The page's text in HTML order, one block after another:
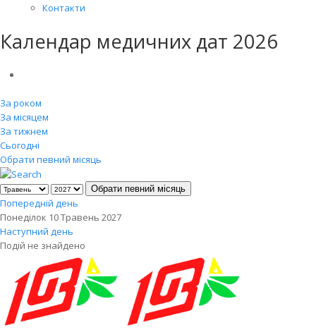
Контакти
Календар медичних дат 2026
За роком
За місяцем
За тижнем
Сьогодні
Обрати певний місяць
Обрати певний місяць
Попередній день
Понеділок 10 Травень 2027
Наступний день
Подій не знайдено